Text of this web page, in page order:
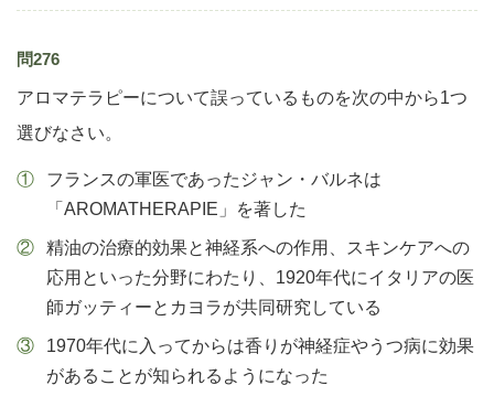
問276
アロマテラピーについて誤っているものを次の中から1つ
選びなさい。
フランスの軍医であったジャン・バルネは
「AROMATHERAPIE」を著した
精油の治療的効果と神経系への作用、スキンケアへの
応用といった分野にわたり、1920年代にイタリアの医
師ガッティーとカヨラが共同研究している
1970年代に入ってからは香りが神経症やうつ病に効果
があることが知られるようになった